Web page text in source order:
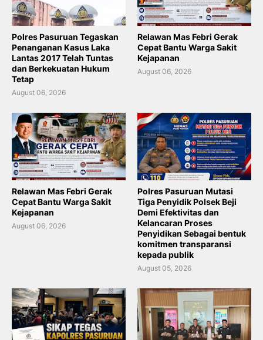
Polres Pasuruan Tegaskan
Penanganan Kasus Laka
Lantas 2017 Telah Tuntas
dan Berkekuatan Hukum
Tetap
August 06, 2026
Relawan Mas Febri Gerak
Cepat Bantu Warga Sakit
Kejapanan
August 06, 2026
Relawan Mas Febri Gerak
Cepat Bantu Warga Sakit
Kejapanan
August 06, 2026
Polres Pasuruan Mutasi
Tiga Penyidik Polsek Beji
Demi Efektivitas dan
Kelancaran Proses
Penyidikan Sebagai bentuk
komitmen transparansi
kepada publik
August 05, 2026